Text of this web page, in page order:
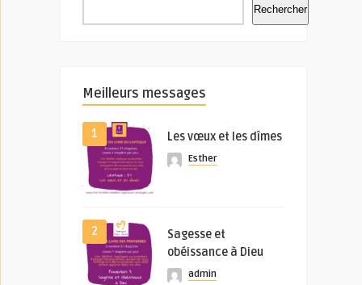
Rechercher
Meilleurs messages
1 Les vœux et les dîmes
Esther
2
Sagesse et
obéissance à Dieu
admin